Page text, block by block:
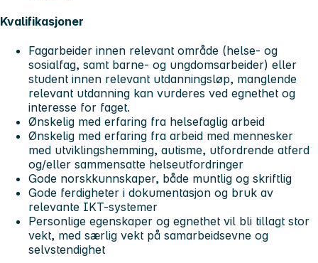
Kvalifikasjoner
Fagarbeider innen relevant område (helse- og
sosialfag, samt barne- og ungdomsarbeider) eller
student innen relevant utdanningsløp, manglende
relevant utdanning kan vurderes ved egnethet og
interesse for faget.
Ønskelig med erfaring fra helsefaglig arbeid
Ønskelig med erfaring fra arbeid med mennesker
med utviklingshemming, autisme, utfordrende atferd
og/eller sammensatte helseutfordringer
Gode norskkunnskaper, både muntlig og skriftlig
Gode ferdigheter i dokumentasjon og bruk av
relevante IKT-systemer
Personlige egenskaper og egnethet vil bli tillagt stor
vekt, med særlig vekt på samarbeidsevne og
selvstendighet